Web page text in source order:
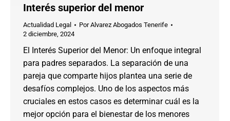
Interés superior del menor
Actualidad Legal PorAlvarez Abogados Tenerife
2 diciembre, 2024
El Interés Superior del Menor: Un enfoque integral
para padres separados. La separación de una
pareja que comparte hijos plantea una serie de
desafíos complejos. Uno de los aspectos más
cruciales en estos casos es determinar cuál es la
mejor opción para el bienestar de los menores